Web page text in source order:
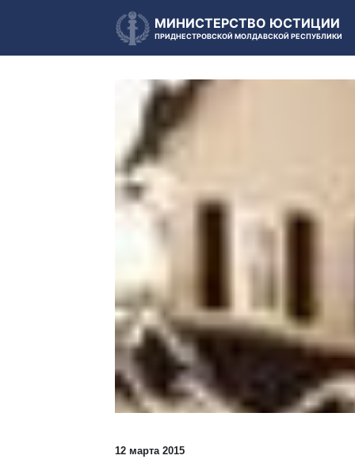
МИНИСТЕРСТВО ЮСТИЦИИ
ПРИДНЕСТРОВСКОЙ МОЛДАВСКОЙ РЕСПУБЛИКИ
12 марта 2015